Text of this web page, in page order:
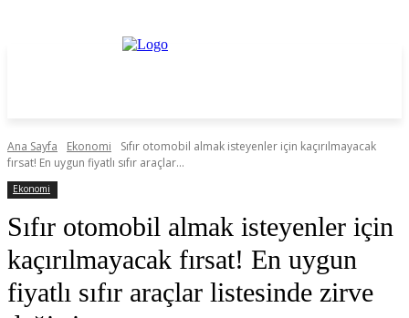
Ana Sayfa Ekonomi
Sıfır otomobil almak isteyenler için kaçırılmayacak
fırsat! En uygun fiyatlı sıfır araçlar...
Ekonomi
Sıfır otomobil almak isteyenler için
kaçırılmayacak fırsat! En uygun
fiyatlı sıfır araçlar listesinde zirve